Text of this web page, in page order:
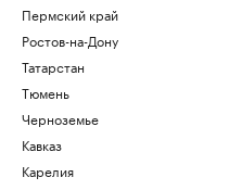
Пермский край
Ростов-на-Дону
Татарстан
Тюмень
Черноземье
Кавказ
Карелия